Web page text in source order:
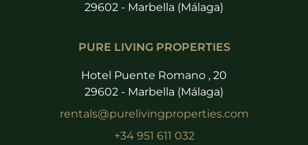
29602 - Marbella (Málaga)
PURE LIVING PROPERTIES
Hotel Puente Romano , 20
29602 - Marbella (Málaga)
rentals@purelivingproperties.com
+34 951 611 032